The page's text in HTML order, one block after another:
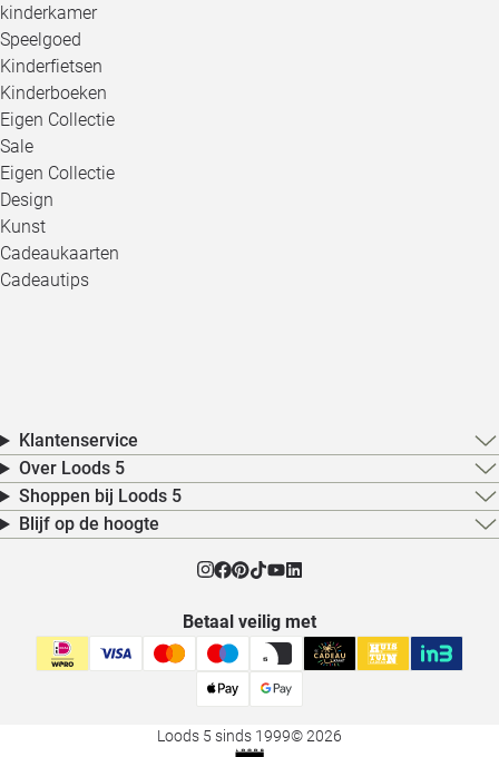
kinderkamer
Speelgoed
Kinderfietsen
Kinderboeken
Eigen Collectie
Sale
Eigen Collectie
Design
Kunst
Cadeaukaarten
Cadeautips
Klantenservice
Over Loods 5
Shoppen bij Loods 5
Blijf op de hoogte
Betaal veilig met
Loods 5 sinds 1999© 2026